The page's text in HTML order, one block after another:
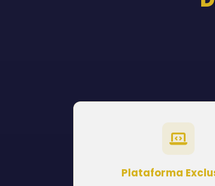
Plataforma